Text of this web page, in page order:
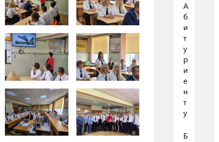
А
б
и
т
у
р
и
е
н
т
у
Б